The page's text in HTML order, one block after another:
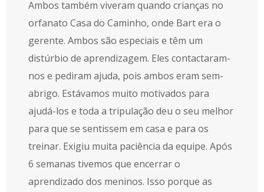
Ambos também viveram quando crianças no
orfanato Casa do Caminho, onde Bart era o
gerente. Ambos são especiais e têm um
distúrbio de aprendizagem. Eles contactaram-
nos e pediram ajuda, pois ambos eram sem-
abrigo. Estávamos muito motivados para
ajudá-los e toda a tripulação deu o seu melhor
para que se sentissem em casa e para os
treinar. Exigiu muita paciência da equipe. Após
6 semanas tivemos que encerrar o
aprendizado dos meninos. Isso porque as